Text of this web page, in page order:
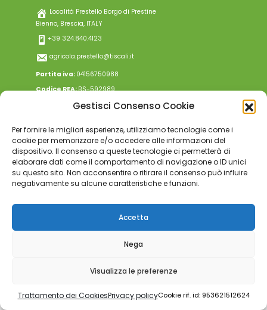
Gestisci Consenso Cookie
Per fornire le migliori esperienze, utilizziamo tecnologie come i
cookie per memorizzare e/o accedere alle informazioni del
dispositivo. Il consenso a queste tecnologie ci permetterà di
elaborare dati come il comportamento di navigazione o ID unici
su questo sito. Non acconsentire o ritirare il consenso può influire
negativamente su alcune caratteristiche e funzioni.
Accetta
Nega
Visualizza le preferenze
Trattamento dei CookiesPrivacy policyCookie rif. id: 953621512624
Località Prestello Borgo di Prestine
Bienno, Brescia, ITALY
+39 324.840.4123
agricola.prestello@tiscali.it
Partita iva: 04156750988
Codice REA:BS-592989
Informazioni aziendali
– Privacy Policy
– Trattamento dei Cookies
– Termini e condizioni di navigazione
– Termini e condizioni di vendita